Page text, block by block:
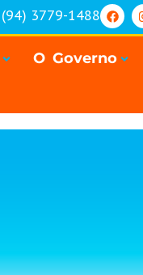
(94) 3779-1488
O Governo